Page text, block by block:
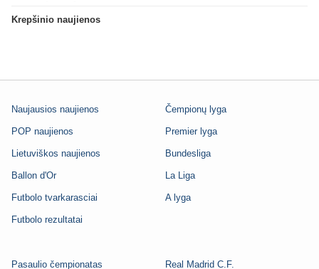
Krepšinio naujienos
Naujausios naujienos
POP naujienos
Lietuviškos naujienos
Ballon d'Or
Futbolo tvarkarasciai
Futbolo rezultatai
Čempionų lyga
Premier lyga
Bundesliga
La Liga
A lyga
Pasaulio čempionatas Real Madrid C.F.